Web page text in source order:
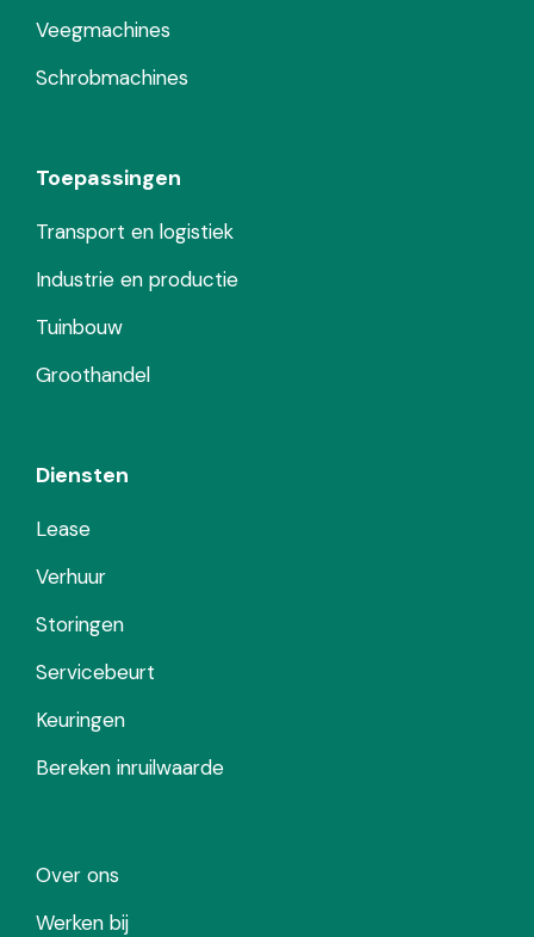
Veegmachines
Schrobmachines
Toepassingen
Transport en logistiek
Industrie en productie
Tuinbouw
Groothandel
Diensten
Lease
Verhuur
Storingen
Servicebeurt
Keuringen
Bereken inruilwaarde
Over ons
Werken bij